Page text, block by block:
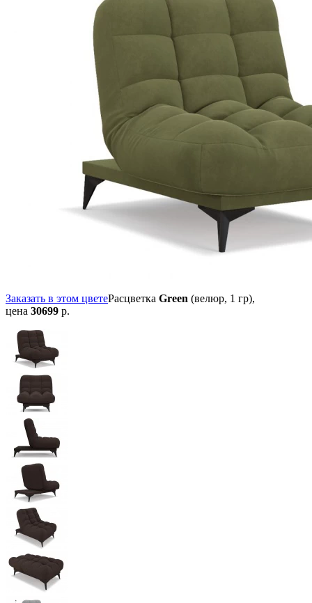
Заказать в этом цветеРасцветка Green (велюр, 1 гр),
цена 30699 р.